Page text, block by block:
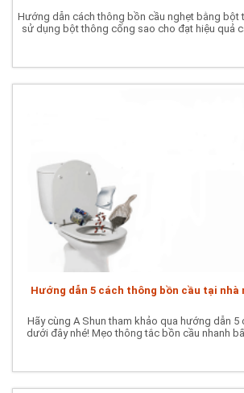
Hướng dẫn cách thông bồn cầu nghẹt bằng bột
sử dụng bột thông cống sao cho đạt hiệu quả
Hướng dẫn 5 cách thông bồn cầu tại nhà
Hãy cùng A Shun tham khảo qua hướng dẫn 5
dưới đây nhé! Mẹo thông tắc bồn cầu nhanh